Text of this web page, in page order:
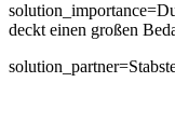
deckt einen großen